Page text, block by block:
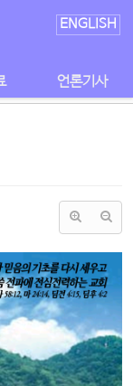
ENGLISH
언론기사